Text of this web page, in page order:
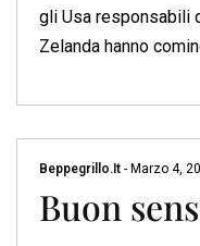
gli Usa responsabili
Zelanda hanno
Beppegrillo.it - Marzo 4,
Buon